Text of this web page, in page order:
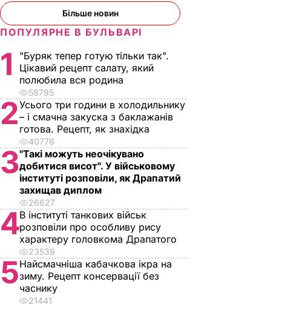
Більше новин
ПОПУЛЯРНЕ В БУЛЬВАРІ
1
"Буряк тепер готую тільки так".
Цікавий рецепт салату, який
полюбила вся родина
58795
2Усього три години в холодильнику
– і смачна закуска з баклажанів
готова. Рецепт, як знахідка
40776
3"Такі можуть неочікувано
добитися висот". У військовому
інституті розповіли, як Драпатий
захищав диплом
26627
4В інституті танкових військ
розповіли про особливу рису
характеру головкома Драпатого
23539
5Найсмачніша кабачкова ікра на
зиму. Рецепт консервації без
часнику
21441